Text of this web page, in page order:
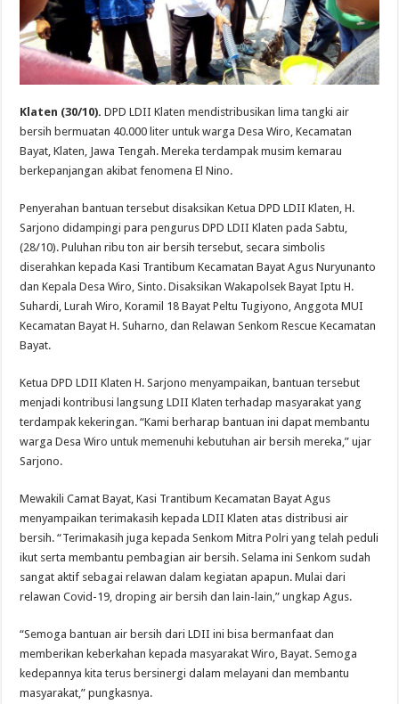
Klaten (30/10). DPD LDII Klaten mendistribusikan lima tangki air
bersih bermuatan 40.000 liter untuk warga Desa Wiro, Kecamatan
Bayat, Klaten, Jawa Tengah. Mereka terdampak musim kemarau
berkepanjangan akibat fenomena El Nino.
Penyerahan bantuan tersebut disaksikan Ketua DPD LDII Klaten, H.
Sarjono didampingi para pengurus DPD LDII Klaten pada Sabtu,
(28/10). Puluhan ribu ton air bersih tersebut, secara simbolis
diserahkan kepada Kasi Trantibum Kecamatan Bayat Agus Nuryunanto
dan Kepala Desa Wiro, Sinto. Disaksikan Wakapolsek Bayat Iptu H.
Suhardi, Lurah Wiro, Koramil 18 Bayat Peltu Tugiyono, Anggota MUI
Kecamatan Bayat H. Suharno, dan Relawan Senkom Rescue Kecamatan
Bayat.
Ketua DPD LDII Klaten H. Sarjono menyampaikan, bantuan tersebut
menjadi kontribusi langsung LDII Klaten terhadap masyarakat yang
terdampak kekeringan. “Kami berharap bantuan ini dapat membantu
warga Desa Wiro untuk memenuhi kebutuhan air bersih mereka,” ujar
Sarjono.
Mewakili Camat Bayat, Kasi Trantibum Kecamatan Bayat Agus
menyampaikan terimakasih kepada LDII Klaten atas distribusi air
bersih. “Terimakasih juga kepada Senkom Mitra Polri yang telah peduli
ikut serta membantu pembagian air bersih. Selama ini Senkom sudah
sangat aktif sebagai relawan dalam kegiatan apapun. Mulai dari
relawan Covid-19, droping air bersih dan lain-lain,” ungkap Agus.
“Semoga bantuan air bersih dari LDII ini bisa bermanfaat dan
memberikan keberkahan kepada masyarakat Wiro, Bayat. Semoga
kedepannya kita terus bersinergi dalam melayani dan membantu
masyarakat,” pungkasnya.